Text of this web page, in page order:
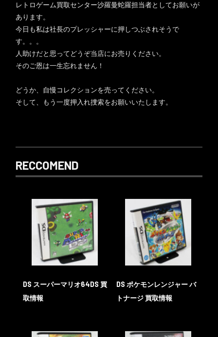
レトロゲーム買取センター沙羅曼蛇羅担当者としてお願いが
あります。
今日も私は社長のプレッシャーに押しつぶされそうで
す。。。
人助けだと思ってどうぞ当店にお売りください。
そのご恩は一生忘れません！
どうか、自慢コレクションを売ってください。
そして、もう一度押入れ捜索をお願いいたします。
RECCOMEND
DS スーパーマリオ64DS 買
取情報
DS ポケモンレンジャー バ
トナージ 買取情報